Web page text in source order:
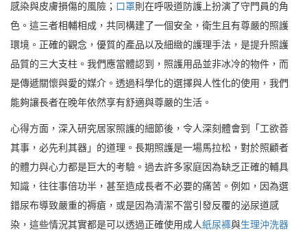
感染與皮膚損傷的風險； 口罩則在呼吸道防護上扮演了守門員的角
色。這三者相輔相成，共同構建了一個安全，衛生且有尊嚴的照護
環境。正確的觀念，優質的產品以及細緻的護理手法，是提升照護
品質的三大支柱。我們應當體認到，照護用品並非冰冷的物件，而
是傳遞關懷與愛的媒介。透過科學化的選擇與人性化的使用，我們
能夠讓長者在晚年依然享有舒適與尊嚴的生活。
心得方面，深入研究居家照護的細節後，令人深刻體會到「工欲善
其事，必先利其器」的道理。長期照護是一場馬拉松，對於照顧者
的體力與心力都是巨大的考驗。過去許多家庭因為缺乏正確的輔具
知識，往往事倍功半，甚至造成長者不必要的痛苦。例如，因為選
錯尿布導致嚴重的褥瘡，或是因為清潔不當引發反覆的泌尿道感
染，這些情況其實都是可以透過正確使用成人紙尿褲與生理沖洗器